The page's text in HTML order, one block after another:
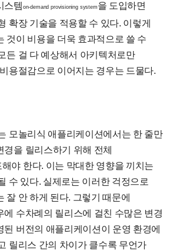
스템 on-demand provisioning system 을 도입하면
확장 기술을 적용할 수 있다. 이렇게
것이 비용을 더욱 효과적으로 쓸 수
든 걸 다 예상해서 아키텍처로만
용절감으로 이어지는 경우는 드물다.
모놀리식 애플리케이션에서는 한 줄만
을 릴리스하기 위해 전체
야 한다. 이는 막대한 영향을 끼치는
수 있다. 실제로는 이러한 걱정으로
잘 안 하게 된다. 그렇기 때문에
에 수차례의 릴리스에 걸친 수많은 변경
버전의 애플리케이션이 운영 환경에
릴리스 간의 차이가 클수록 무언가